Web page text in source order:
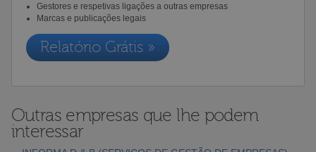
Gestores e respetivas ligações a outras empresas
Marcas e publicações legais
Relatório Grátis »
Outras empresas que lhe podem
interessar